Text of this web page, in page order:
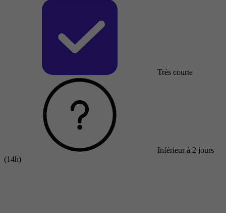
Très courte
Inférieur à 2 jours
(14h)